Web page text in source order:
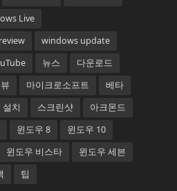
Live
windows update
뉴스
다운로드
마이크로소프트
베타
설치 스크린샷
아크몬드
윈도우 8
윈도우 10
윈도우 비스타
윈도우 세븐
팁